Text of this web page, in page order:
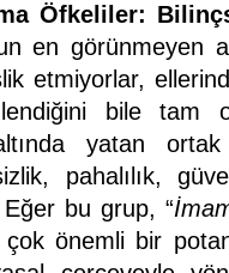
Öfkeliler:
en görünmeyen
etmiyorlar,
bile tam
altında yatan
pahalılık,
bu grup, “
önemli bir